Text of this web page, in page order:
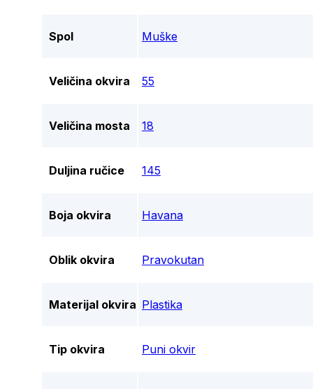
Spol Muške
Veličina okvira 55
Veličina mosta 18
Duljina ručice 145
Boja okvira Havana
Oblik okvira Pravokutan
Materijal okvira Plastika
Tip okvira Puni okvir